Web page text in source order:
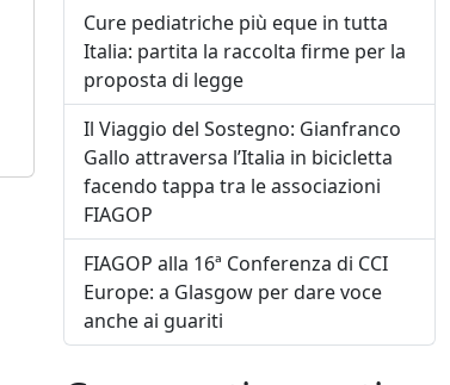
Cure pediatriche più eque in tutta
Italia: partita la raccolta firme per la
proposta di legge
Il Viaggio del Sostegno: Gianfranco
Gallo attraversa l’Italia in bicicletta
facendo tappa tra le associazioni
FIAGOP
FIAGOP alla 16ª Conferenza di CCI
Europe: a Glasgow per dare voce
anche ai guariti